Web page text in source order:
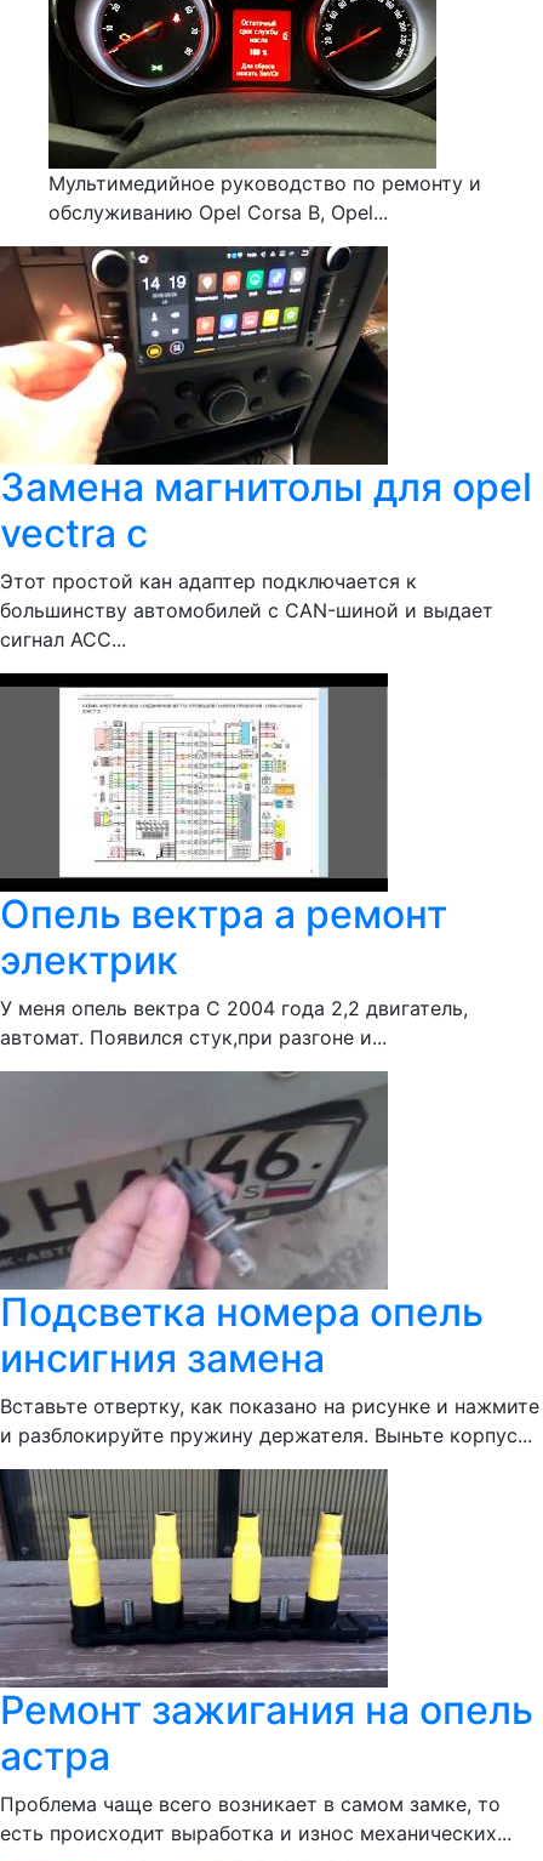
Мультимедийное руководство по ремонту и
обслуживанию Opel Corsa B, Opel...
Замена магнитолы для opel
vectra c
Этот простой кан адаптер подключается к
большинству автомобилей с CAN-шиной и выдает
сигнал ACC...
Опель вектра а ремонт
электрик
У меня опель вектра С 2004 года 2,2 двигатель,
автомат. Появился стук,при разгоне и...
Подсветка номера опель
инсигния замена
Вставьте отвертку, как показано на рисунке и нажмите
и разблокируйте пружину держателя. Выньте корпус...
Ремонт зажигания на опель
астра
Проблема чаще всего возникает в самом замке, то
есть происходит выработка и износ механических...